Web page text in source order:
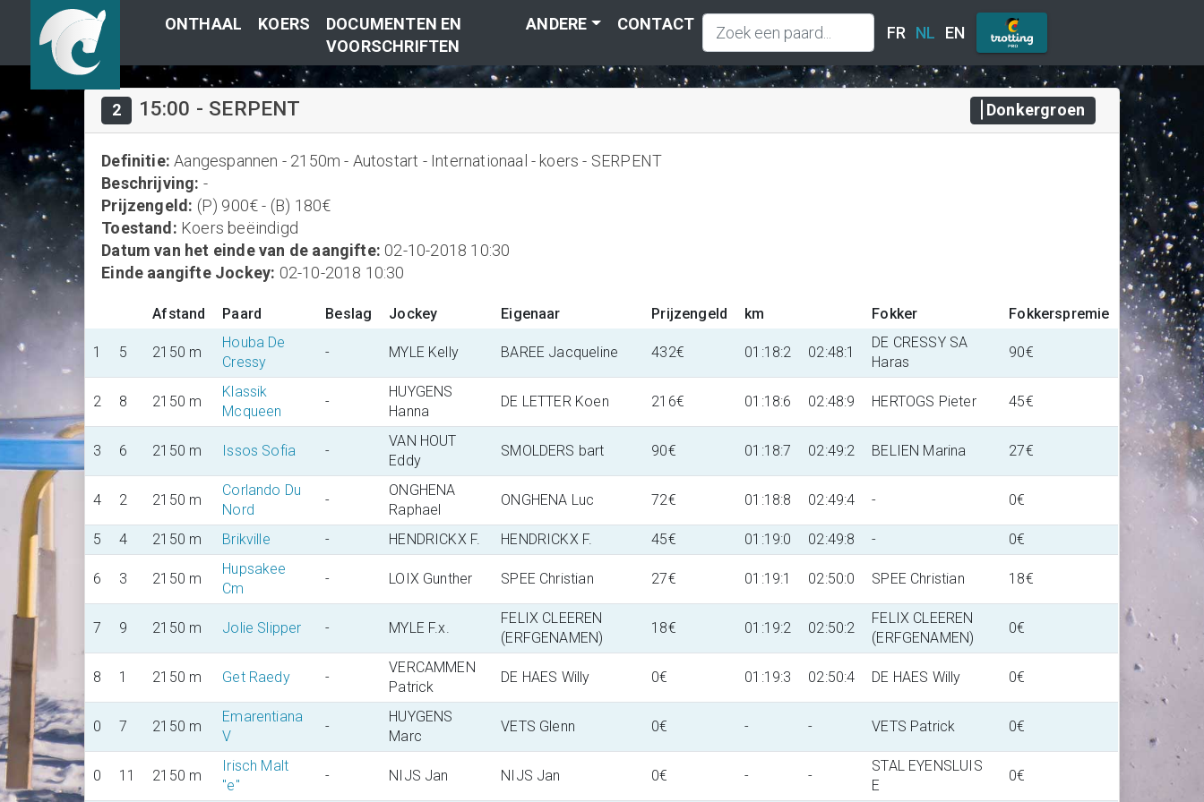
ONTHAAL KOERS
DOCUMENTEN EN
VOORSCHRIFTEN
ANDERE CONTACT FR NL EN
2 15:00 - SERPENT Donkergroen
Definitie: Aangespannen - 2150m - Autostart - Internationaal - koers - SERPENT
Beschrijving: -
Prijzengeld: (P) 900€ - (B) 180€
Toestand: Koers beëindigd
Datum van het einde van de aangifte: 02-10-2018 10:30
Einde aangifte Jockey: 02-10-2018 10:30
Afstand Paard Beslag Jockey Eigenaar Prijzengeld km Fokker Fokkerspremie
1 5 2150 m
Houba De
Cressy
- MYLE Kelly BAREE Jacqueline 432€ 01:18:2 02:48:1
DE CRESSY SA
Haras
90€
2 8 2150 m
Klassik
Mcqueen
-
HUYGENS
Hanna
DE LETTER Koen 216€ 01:18:6 02:48:9 HERTOGS Pieter 45€
3 6 2150 m Issos Sofia -
VAN HOUT
Eddy
SMOLDERS bart 90€ 01:18:7 02:49:2 BELIEN Marina 27€
4 2 2150 m
Corlando Du
Nord
-
ONGHENA
Raphael
ONGHENA Luc 72€ 01:18:8 02:49:4 - 0€
5 4 2150 m Brikville - HENDRICKX F. HENDRICKX F. 45€ 01:19:0 02:49:8 - 0€
6 3 2150 m
Hupsakee
Cm
- LOIX Gunther SPEE Christian 27€ 01:19:1 02:50:0 SPEE Christian 18€
7 9 2150 m Jolie Slipper - MYLE F.x.
FELIX CLEEREN
(ERFGENAMEN)
18€ 01:19:2 02:50:2
FELIX CLEEREN
(ERFGENAMEN)
0€
8 1 2150 m Get Raedy -
VERCAMMEN
Patrick
DE HAES Willy 0€ 01:19:3 02:50:4 DE HAES Willy 0€
0 7 2150 m
Emarentiana
V
-
HUYGENS
Marc
VETS Glenn 0€ - - VETS Patrick 0€
0 11 2150 m
Irisch Malt
"e"
- NIJS Jan NIJS Jan 0€ - -
STAL EYENSLUIS
E
0€